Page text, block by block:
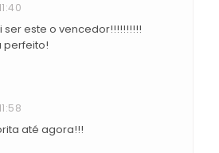
ser este o vencedor!!!!!!!!!!
perfeito!
até agora!!!